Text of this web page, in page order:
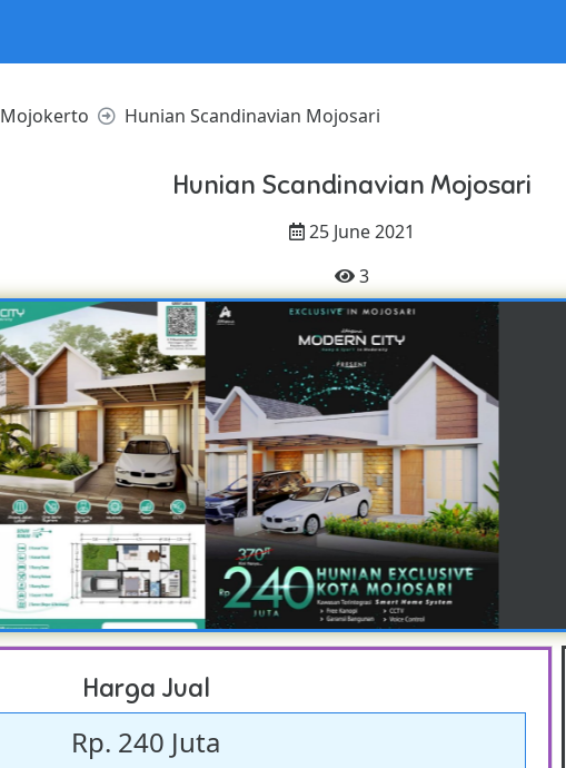
Mojokerto Hunian Scandinavian Mojosari
Hunian Scandinavian Mojosari
25 June 2021
3
Harga Jual
Rp. 240 Juta